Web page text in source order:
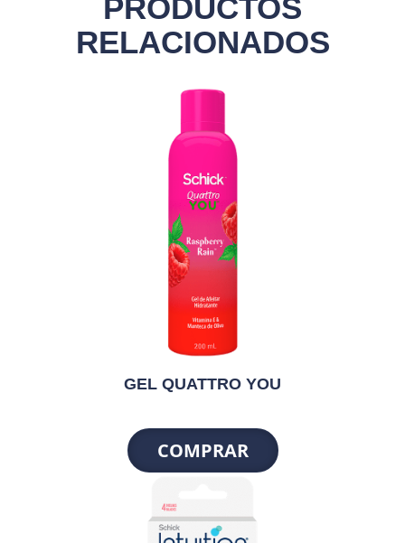
PRODUCTOS
RELACIONADOS
GEL QUATTRO YOU
COMPRAR